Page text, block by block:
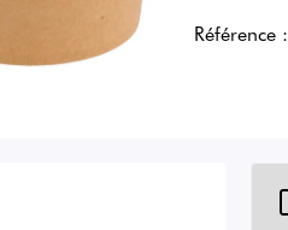
Référence :